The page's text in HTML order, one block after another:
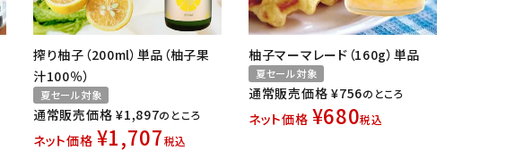
搾り柚子（200ml）単品（柚子果
汁100％）
夏セール対象
通常販売価格 ¥1,897のところ
ネット価格 ¥1,707税込
柚子マーマレード（160g）単品
夏セール対象
通常販売価格 ¥756のところ
ネット価格 ¥680税込